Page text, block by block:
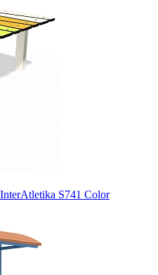
S741 Color